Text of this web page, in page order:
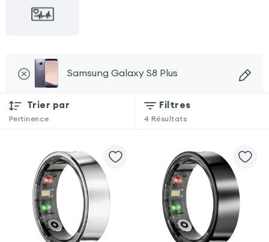
Samsung Galaxy S8 Plus
Trier par
Pertinence
Filtres
4 Résultats